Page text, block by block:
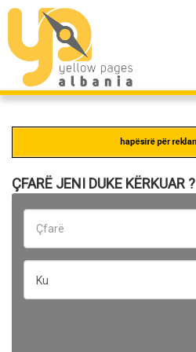
ÇFARË JENI DUKE KËRKUAR ?
Ku